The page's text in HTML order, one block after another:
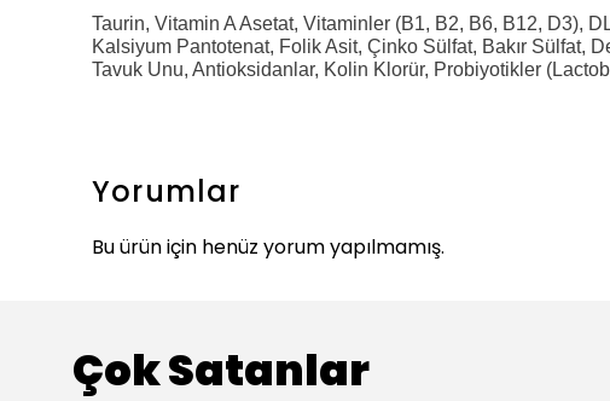
Taurin, Vitamin A Asetat, Vitaminler (B1, B2, B6, B12, D3),
Kalsiyum Pantotenat, Folik Asit, Çinko Sülfat, Bakır Sülfat,
Tavuk Unu, Antioksidanlar, Kolin Klorür, Probiyotikler
Yorumlar
Bu ürün için henüz yorum yapılmamış.
Çok Satanlar